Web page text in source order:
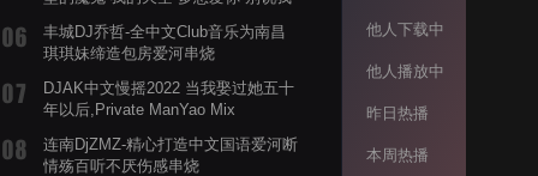
丰城DJ乔哲-全中文Club音乐为南昌
琪琪妹缔造包房爱河串烧
DJAK中文慢摇2022 当我娶过她五十
年以后,Private ManYao Mix
连南DjZMZ-精心打造中文国语爱河断
情殇百听不厌伤感串烧
他人下载中
他人播放中
昨日热播
本周热播